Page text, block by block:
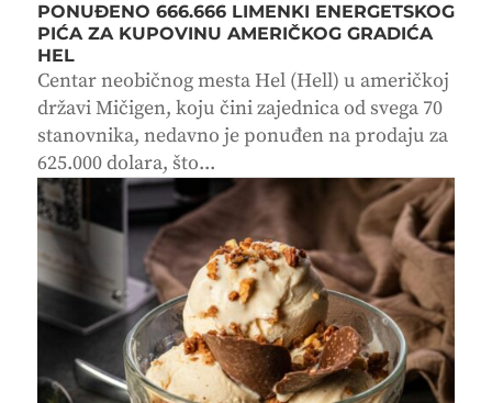
PONUĐENO 666.666 LIMENKI ENERGETSKOG
PIĆA ZA KUPOVINU AMERIČKOG GRADIĆA
HEL
Centar neobičnog mesta Hel (Hell) u američkoj
državi Mičigen, koju čini zajednica od svega 70
stanovnika, nedavno je ponuđen na prodaju za
625.000 dolara, što...